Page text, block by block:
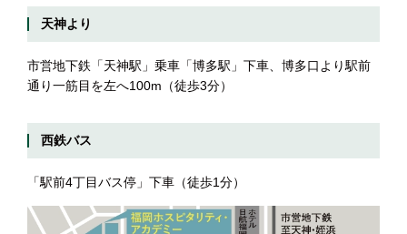
天神より
市営地下鉄「天神駅」乗車「博多駅」下車、博多口より駅前
通り一筋目を左へ100m（徒歩3分）
西鉄バス
「駅前4丁目バス停」下車（徒歩1分）